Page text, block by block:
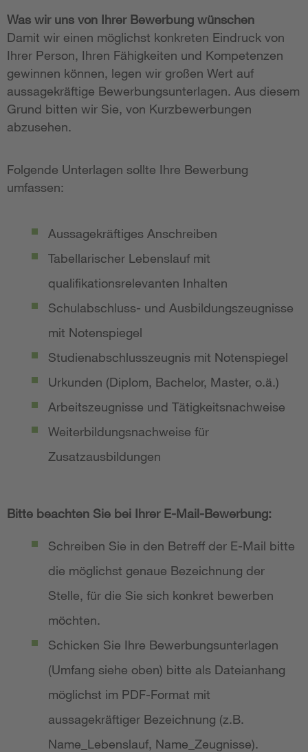
Was wir uns von Ihrer Bewerbung wünschen
Damit wir einen möglichst konkreten Eindruck von
Ihrer Person, Ihren Fähigkeiten und Kompetenzen
gewinnen können, legen wir großen Wert auf
aussagekräftige Bewerbungsunterlagen. Aus diesem
Grund bitten wir Sie, von Kurzbewerbungen
abzusehen.
Folgende Unterlagen sollte Ihre Bewerbung
umfassen:
Aussagekräftiges Anschreiben
Tabellarischer Lebenslauf mit
qualifikationsrelevanten Inhalten
Schulabschluss- und Ausbildungszeugnisse
mit Notenspiegel
Studienabschlusszeugnis mit Notenspiegel
Urkunden (Diplom, Bachelor, Master, o.ä.)
Arbeitszeugnisse und Tätigkeitsnachweise
Weiterbildungsnachweise für
Zusatzausbildungen
Bitte beachten Sie bei Ihrer E-Mail-Bewerbung:
Schreiben Sie in den Betreff der E-Mail bitte
die möglichst genaue Bezeichnung der
Stelle, für die Sie sich konkret bewerben
möchten.
Schicken Sie Ihre Bewerbungsunterlagen
(Umfang siehe oben) bitte als Dateianhang
möglichst im PDF-Format mit
aussagekräftiger Bezeichnung (z.B.
Name_Lebenslauf, Name_Zeugnisse).